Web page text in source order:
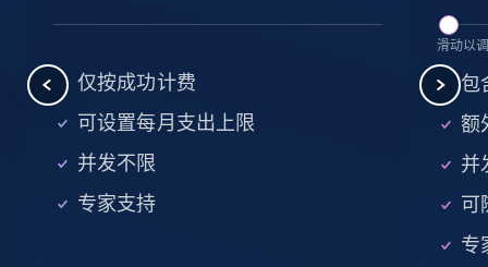
Searching data by keyword
Name, URL, ID, Cb rank, Region, About,
Industries, Operating status, and more.
仅按成功计费
可设置每月支出上限
并发不限
专家支持
滑动以
包
额
并
可
专